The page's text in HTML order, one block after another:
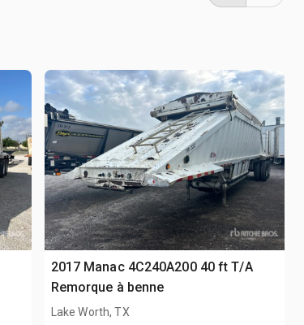
2017 Manac 4C240A200 40 ft T/A
Remorque à benne
Lake Worth, TX